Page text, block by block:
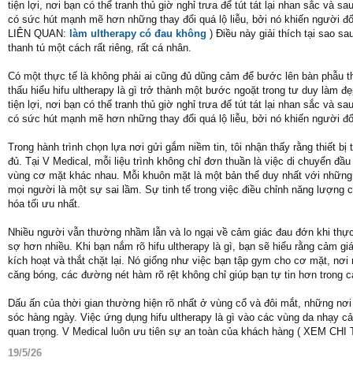
tiện lợi, nơi bạn có thể tranh thủ giờ nghỉ trưa để tút tát lại nhan sắc và
có sức hút mạnh mẽ hơn những thay đổi quá lộ liễu, bởi nó khiến người
LIÊN QUAN: làm ultherapy có đau không ) Điều này giải thích tại sao
thanh tú một cách rất riêng, rất cá nhân.
Có một thực tế là không phải ai cũng đủ dũng cảm để bước lên bàn
thấu hiểu hifu ultherapy là gì trở thành một bước ngoặt trong tư duy làm
tiện lợi, nơi bạn có thể tranh thủ giờ nghỉ trưa để tút tát lại nhan sắc và
có sức hút mạnh mẽ hơn những thay đổi quá lộ liễu, bởi nó khiến người
Trong hành trình chọn lựa nơi gửi gắm niềm tin, tôi nhận thấy rằng thiết
đủ. Tại V Medical, mỗi liệu trình không chỉ đơn thuần là việc di chuyển
vùng cơ mặt khác nhau. Mỗi khuôn mặt là một bản thể duy nhất với
mọi người là một sự sai lầm. Sự tinh tế trong việc điều chỉnh năng lượng
hóa tối ưu nhất.
Nhiều người vẫn thường nhầm lẫn và lo ngại về cảm giác đau đớn khi
sợ hơn nhiều. Khi bạn nắm rõ hifu ultherapy là gì, bạn sẽ hiểu rằng cảm
kích hoạt và thắt chặt lại. Nó giống như việc bạn tập gym cho cơ mặt,
căng bóng, các đường nét hàm rõ rệt không chỉ giúp bạn tự tin hơn
Dấu ấn của thời gian thường hiện rõ nhất ở vùng cổ và đôi mắt, những
sóc hàng ngày. Việc ứng dụng hifu ultherapy là gì vào các vùng da nhạy
quan trọng. V Medical luôn ưu tiên sự an toàn của khách hàng ( XEM
19/5/26